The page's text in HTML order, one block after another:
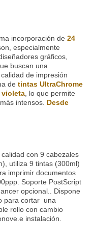
incorporación de 24
especialmente
gráficos,
buscan una
de impresión
de tintas UltraChrome
violeta, lo que permite
intensos. Desde
con 9 cabezales
utiliza 9 tintas (300ml)
imprimir documentos
Soporte PostScript
opcional.. Dispone
para cortar una
rollo con cambio
instalación.